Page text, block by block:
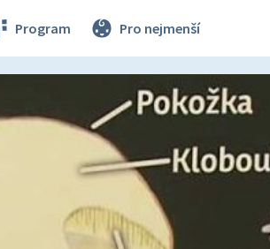
Program Pro nejmenší